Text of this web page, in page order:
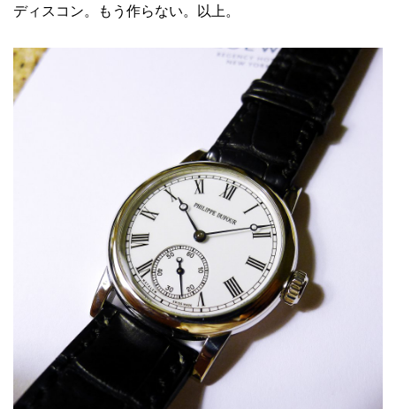
ディスコン。もう作らない。以上。